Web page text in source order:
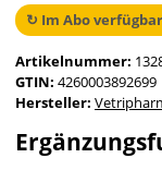
↻ Im Abo
Artikelnummer:
GTIN: 4260003892699
Hersteller: